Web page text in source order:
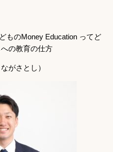
ものMoney Education ってど
の教育の仕方
がさとし）